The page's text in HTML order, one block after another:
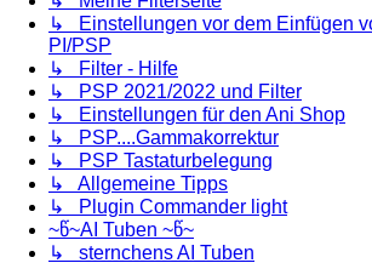
↳ Einstellungen vor dem Einfügen
PI/PSP
↳ Filter - Hilfe
↳ PSP 2021/2022 und Filter
↳ Einstellungen für den Ani Shop
↳ PSP....Gammakorrektur
↳ PSP Tastaturbelegung
↳ Allgemeine Tipps
↳ Plugin Commander light
~წ~AI Tuben ~წ~
↳ sternchens AI Tuben